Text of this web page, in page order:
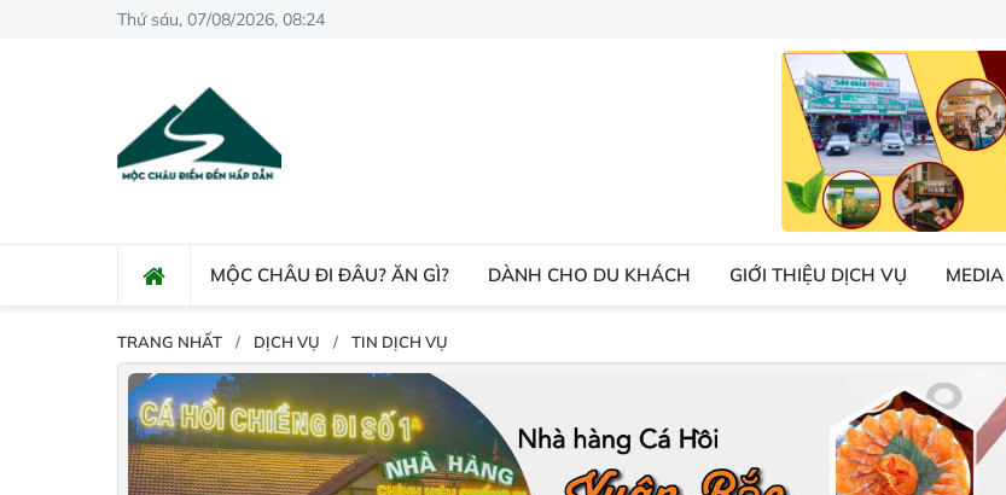
Thứ sáu, 07/08/2026, 08:24
MỘC CHÂU ĐI ĐÂU? ĂN GÌ? DÀNH CHO DU KHÁCH GIỚI THIỆU DỊCH VỤ MEDIA
TRANG NHẤT DỊCH VỤ TIN DỊCH VỤ